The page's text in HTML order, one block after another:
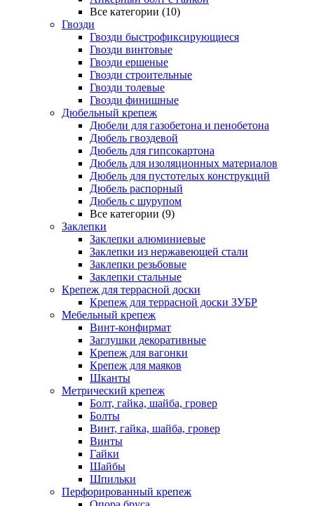
Все категории (10)
Гвозди
Гвозди быстрофиксирующиеся
Гвозди винтовые
Гвозди ершеные
Гвозди строительные
Гвозди толевые
Гвозди финишные
Дюбельный крепеж
Дюбели для газобетона и пенобетона
Дюбель гвоздевой
Дюбель для гипсокартона
Дюбель для изоляционных материалов
Дюбель для пустотелых конструкций
Дюбель распорный
Дюбель с шурупом
Все категории (9)
Заклепки
Заклепки алюминиевые
Заклепки из нержавеющей стали
Заклепки резьбовые
Заклепки стальные
Крепеж для террасной доски
Крепеж для террасной доски ЗУБР
Мебельный крепеж
Винт-конфирмат
Заглушки декоративные
Крепеж для вагонки
Крепеж для маяков
Шканты
Метрический крепеж
Болт, гайка, шайба, гровер
Болты
Винт, гайка, шайба, гровер
Винты
Гайки
Шайбы
Шпильки
Перфорированный крепеж